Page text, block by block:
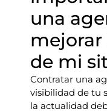
una
mejorar
de mi
Contratar una
visibilidad de tu
la actualidad